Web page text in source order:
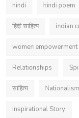
hindi hindi poem
हिंदी साहित्य indian
women empowerment
Relationships
साहित्य Nationalism
Inspirational Story